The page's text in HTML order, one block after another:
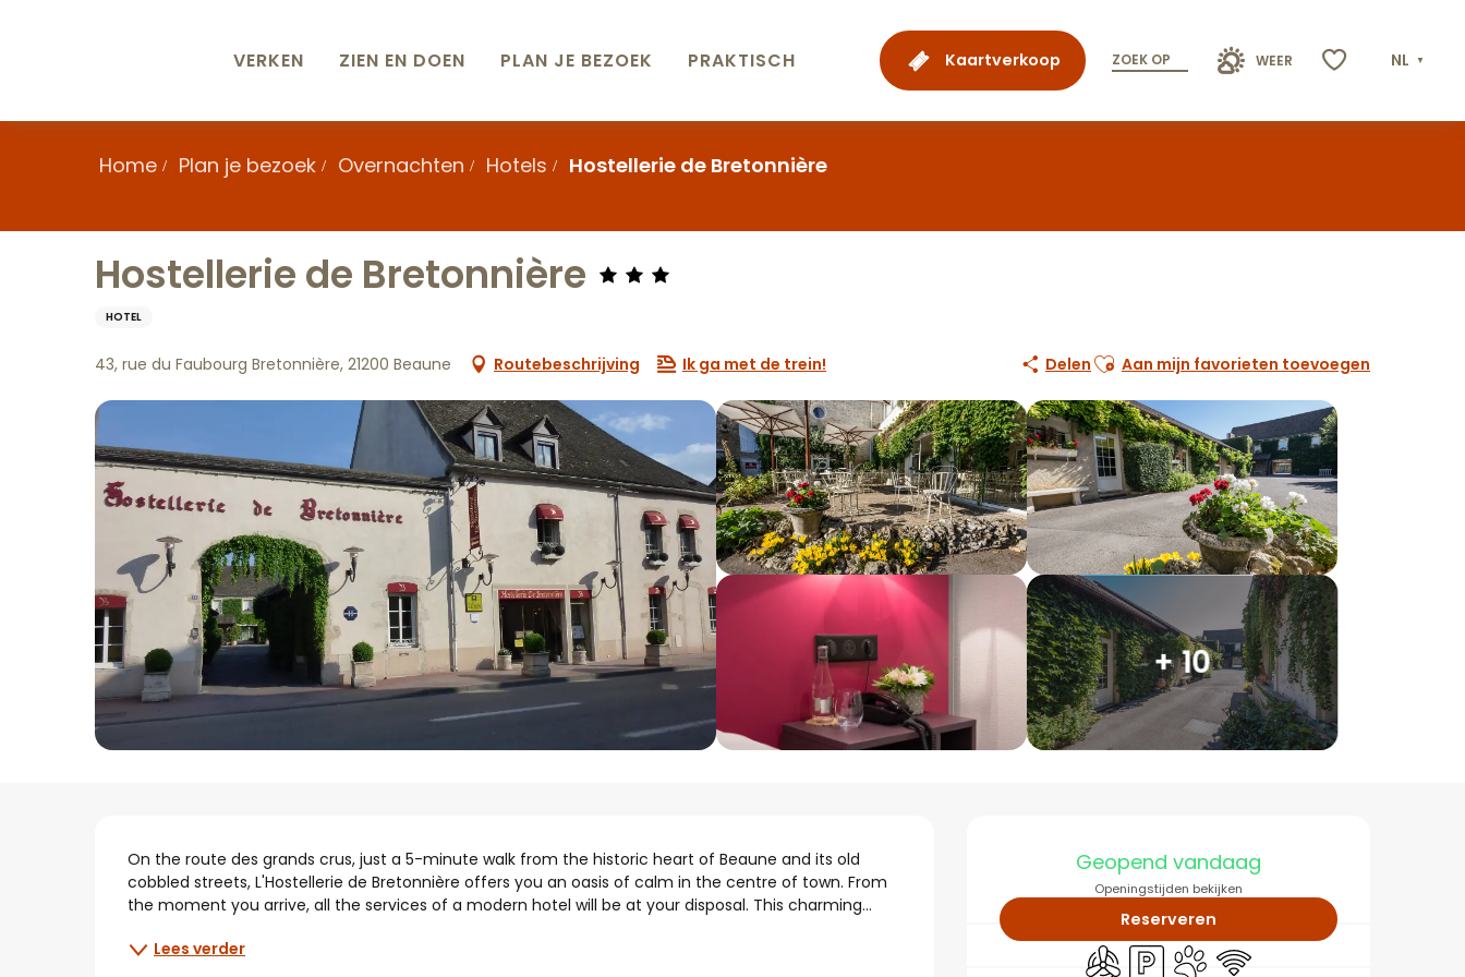
Kaartverkoop ZOEK OP WEER NL
VERKEN ZIEN EN DOEN PLAN JE BEZOEK PRAKTISCH
Home Plan je bezoek Overnachten Hotels Hostellerie de Bretonnière
Hostellerie de Bretonnière
HOTEL
43, rue du Faubourg Bretonnière, 21200 Beaune Routebeschrijving Ik ga met de trein! Delen Ajouter aux favoris
Aan mijn favorieten toevoegen
+ 10
Openingstijden en
Geopend vandaag
Openingstijden bekijken
Reserveren
Met aircoParkeerplaats
Dieren toegelaten
Wifi
Beschrijving
On the route des grands crus, just a 5-minute walk from the historic heart of Beaune and its old
cobbled streets, L'Hostellerie de Bretonnière offers you an oasis of calm in the centre of town. From
the moment you arrive, all the services of a modern hotel will be at your disposal. This charming...
Lees verder